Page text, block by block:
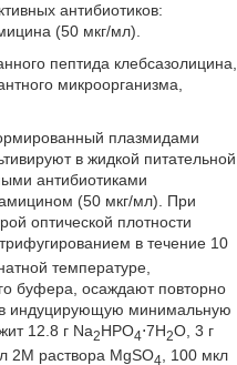
антибиотиков:
(50 мкг/мл).
пептида клебсазолицина,
микроорганизма,
плазмидами
в жидкой питательной
антибиотиками
(50 мкг/мл). При
оптической плотности
в течение 10
температуре,
буфера, осаждают повторно
в индуцирующую минимальную
12.8 г Na2HPO4⋅7H2O, 3 г
2М раствора MgSO4 , 100 мкл